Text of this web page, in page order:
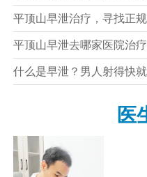
平顶山早泄治疗，寻找正
平顶山早泄去哪家医院治
什么是早泄？男人射得快
医